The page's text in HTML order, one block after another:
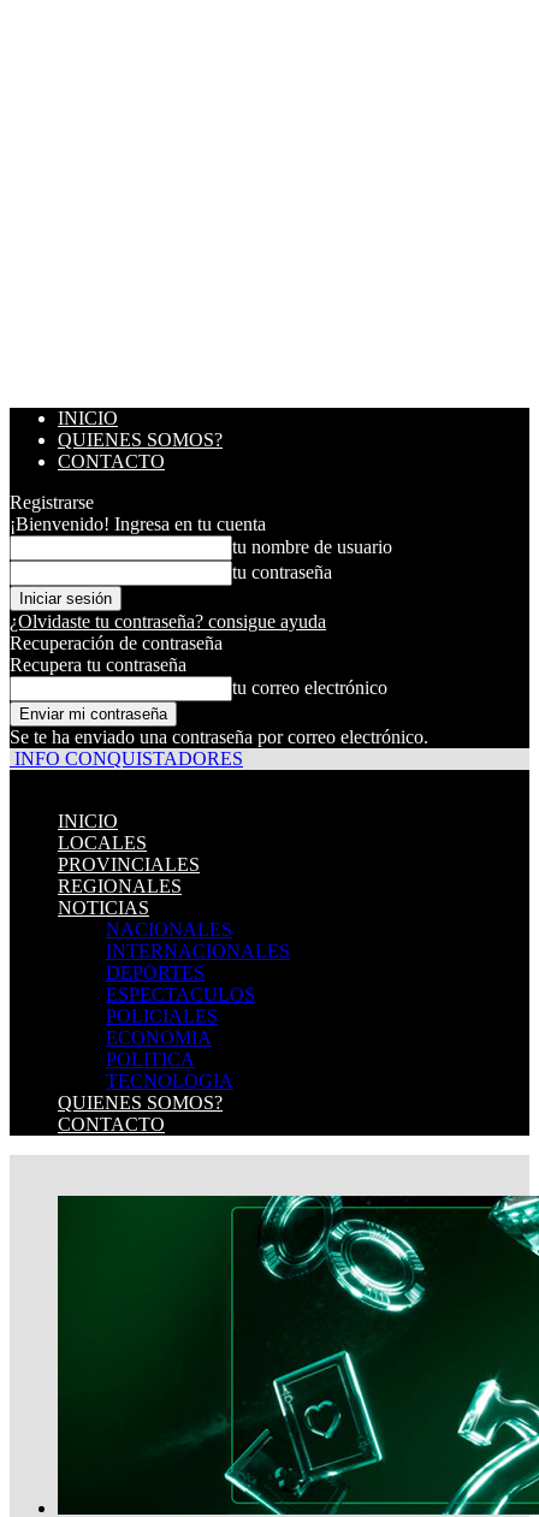
INICIO
QUIENES SOMOS?
CONTACTO
Registrarse
¡Bienvenido! Ingresa en tu cuenta
tu nombre de usuario
tu contraseña
¿Olvidaste tu contraseña? consigue ayuda
Recuperación de contraseña
Recupera tu contraseña
tu correo electrónico
Se te ha enviado una contraseña por correo electrónico.
INFO CONQUISTADORES
INICIO
LOCALES
PROVINCIALES
REGIONALES
NOTICIAS
NACIONALES
INTERNACIONALES
DEPORTES
ESPECTACULOS
POLICIALES
ECONOMIA
POLITICA
TECNOLOGIA
QUIENES SOMOS?
CONTACTO